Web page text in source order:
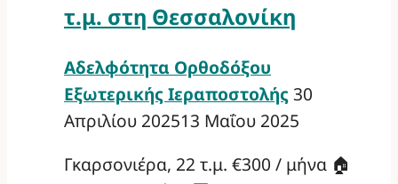
τ.μ. στη Θεσσαλονίκη
Αδελφότητα Ορθοδόξου
Εξωτερικής Ιεραποστολής 30
Απριλίου 202513 Μαΐου 2025
Γκαρσονιέρα, 22 τ.μ. €300 / μήνα 🏠